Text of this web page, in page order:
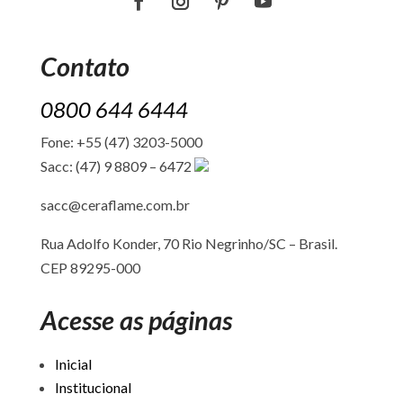
Contato
0800 644 6444
Fone: +55 (47) 3203-5000
Sacc: (47) 9 8809 – 6472
sacc@ceraflame.com.br
Rua Adolfo Konder, 70 Rio Negrinho/SC – Brasil.
CEP 89295-000
Acesse as páginas
Inicial
Institucional